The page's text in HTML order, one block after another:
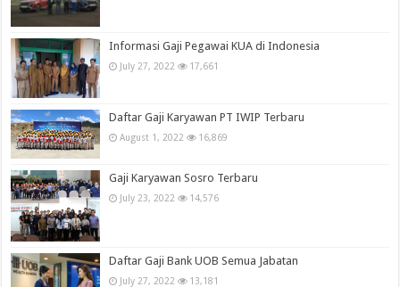
Informasi Gaji Pegawai KUA di Indonesia
July 27, 2022 17,661
Daftar Gaji Karyawan PT IWIP Terbaru
August 1, 2022 16,869
Gaji Karyawan Sosro Terbaru
July 23, 2022 14,576
Daftar Gaji Bank UOB Semua Jabatan
July 27, 2022 13,181